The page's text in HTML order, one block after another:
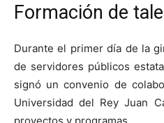
Formación de
Durante el primer día de la
de servidores públicos
signó un convenio de
Universidad del Rey Juan
proyectos y programas.